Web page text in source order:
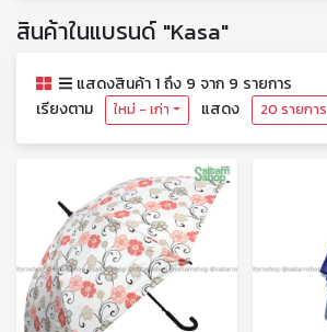
สินค้าในแบรนด์ "Kasa"
แสดงสินค้า 1 ถึง 9 จาก 9 รายการ
เรียงตาม
ใหม่ - เก่า แสดง 20 รายการ